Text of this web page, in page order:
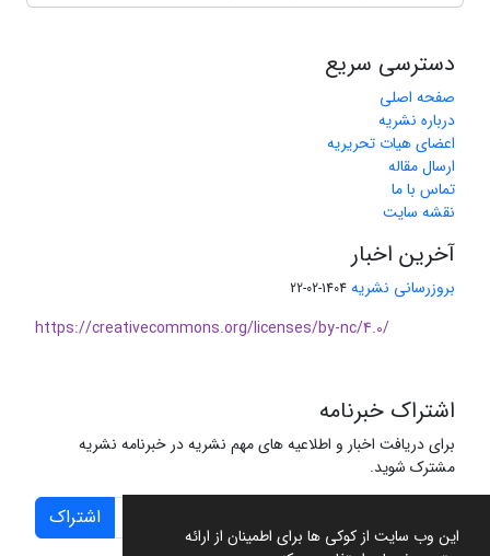
این وب سایت از کوکی ها برای اطمینان از ارائه
دسترسی سریع
صفحه اصلی
درباره نشریه
اعضای هیات تحریریه
ارسال مقاله
تماس با ما
نقشه سایت
آخرین اخبار
بروزرسانی نشریه 1404-02-22
https://creativecommons.org/licenses/by-nc/4.0/
اشتراک خبرنامه
برای دریافت اخبار و اطلاعیه های مهم نشریه در خبرنامه نشریه
مشترک شوید.
اشتراک